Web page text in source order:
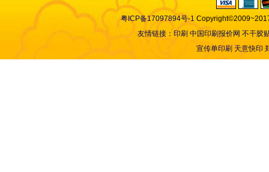
粤ICP备17097894号-1
友情链接： 印刷 中国印刷报价网 不干胶
宣传单印刷 天意快印